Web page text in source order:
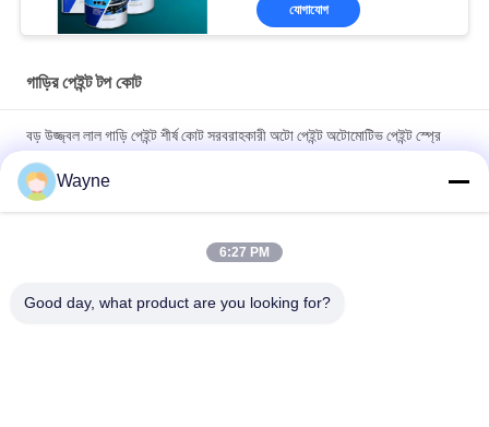
যোগাযোগ
গাড়ির পেইন্ট টপ কোট
বড় উজ্জ্বল লাল গাড়ি পেইন্ট শীর্ষ কোট সরবরাহকারী অটো পেইন্ট অটোমোটিভ পেইন্ট স্প্রে
পেইন্ট
অবিষাক্ত তাপ-প্রতিরোধী উজ্জ্বল লাল গাড়ির পেইন্ট, বিবর্ণতা প্রতিরোধী শীর্ষ স্তর,
স্বয়ংচালিত রিফিনিশ পেইন্ট
Wayne
6:27 PM
Good day, what product are you looking for?